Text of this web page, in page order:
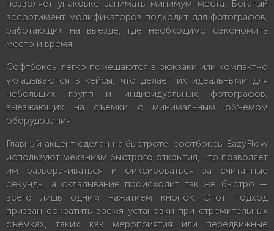
позволяет упаковке занимать минимум места. Богатый
ассортимент модификаторов подходит для фотографов,
работающих на выезде, где необходимо сэкономить
место и время.
Софтбоксы легко помещаются в рюкзаки или компактно
укладываются в кейсы, что делает их идеальными для
небольших групп и индивидуальных фотографов,
выезжающих на съемки с минимальным объемом
оборудования.
Главный акцент сделан на быстроте: софтбоксы EazyFlow
используют механизм быстрого открытия, что позволяет
им разворачиваться и фиксироваться за считанные
секунды, а складывание происходит так же быстро —
всего лишь одним нажатием кнопок. Этот подход
призван сократить время установки при стремительных
съемках, таких как мероприятия или передвижные